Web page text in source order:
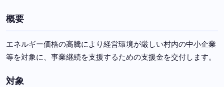
概要
エネルギー価格の高騰により経営環境が厳しい村内の中小企業
等を対象に、事業継続を支援するための支援金を交付します。
対象